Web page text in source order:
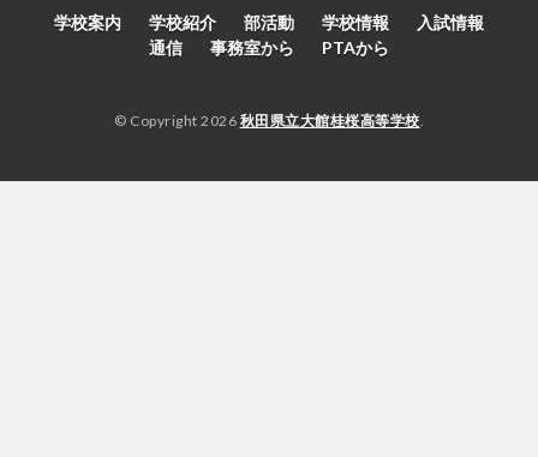
学校案内 学校紹介 部活動 学校情報
入試情報
通信
事務室から PTAから
© Copyright 2026 秋田県立大館桂桜高等学校.